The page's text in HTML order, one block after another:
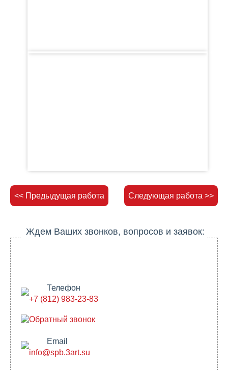
<< Предыдущая работа Следующая работа >>
Ждем Ваших звонков, вопросов и заявок:
Телефон
+7 (812) 983-23-83
Обратный звонок
Email
info@spb.3art.su